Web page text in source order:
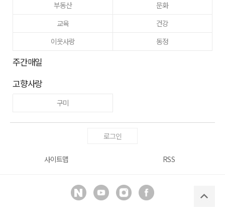
부동산
문화
교육
건강
이웃사랑
동정
주간매일
고향사랑
구미
로그인
사이트맵 RSS